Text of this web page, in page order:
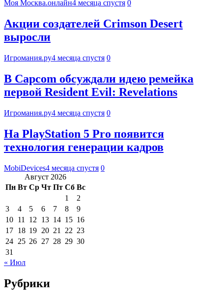
Моя Москва.онлайн4 месяца спустя 0
Акции создателей Crimson Desert
выросли
Игромания.ру4 месяца спустя 0
В Capcom обсуждали идею ремейка
первой Resident Evil: Revelations
Игромания.ру4 месяца спустя 0
На PlayStation 5 Pro появится
технология генерации кадров
MobiDevices4 месяца спустя 0
Август 2026
Пн Вт Ср Чт Пт Сб Вс
1
2
3
4 5 6 7 8
9
10 11 12 13 14 15 16
17 18 19 20 21 22 23
24 25 26 27 28 29 30
31
« Июл
Рубрики